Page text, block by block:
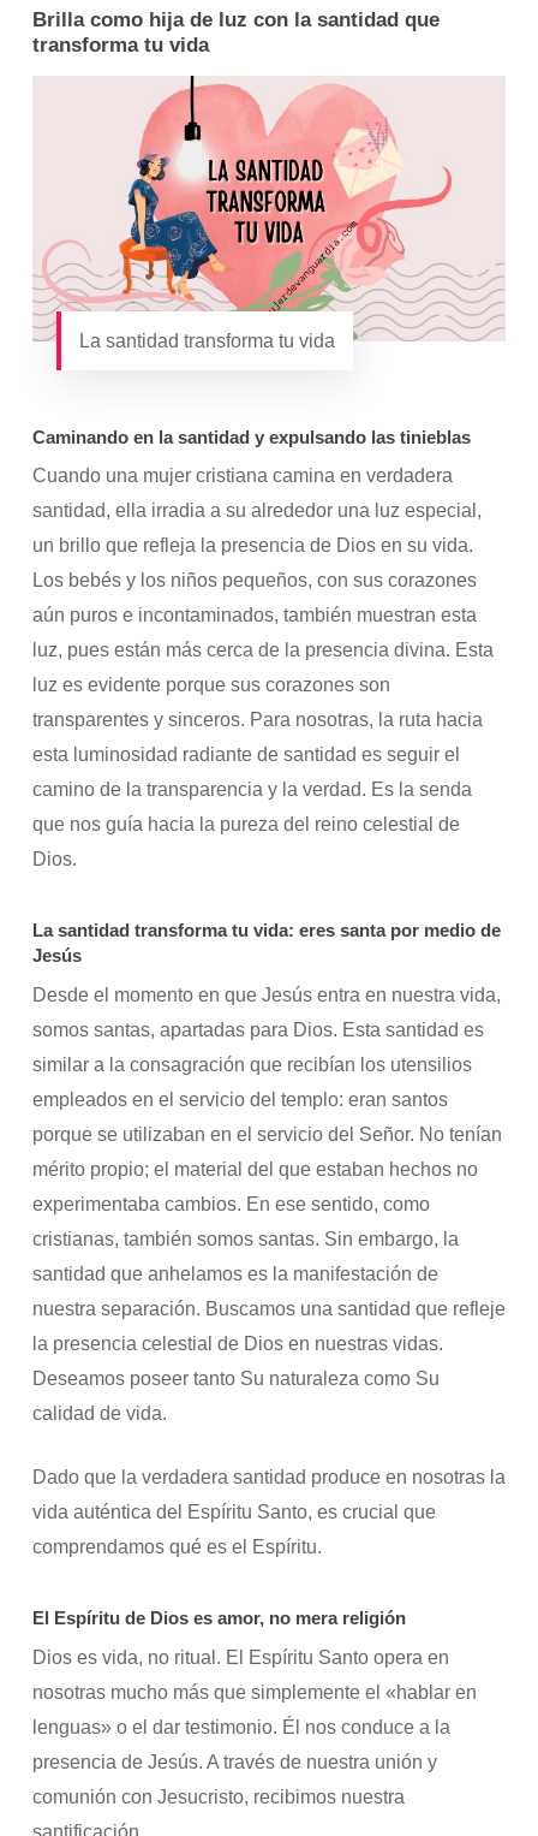
Brilla como hija de luz con la santidad que
transforma tu vida
La santidad transforma tu vida
Caminando en la santidad y expulsando las tinieblas
Cuando una mujer cristiana camina en verdadera
santidad, ella irradia a su alrededor una luz especial,
un brillo que refleja la presencia de Dios en su vida.
Los bebés y los niños pequeños, con sus corazones
aún puros e incontaminados, también muestran esta
luz, pues están más cerca de la presencia divina. Esta
luz es evidente porque sus corazones son
transparentes y sinceros. Para nosotras, la ruta hacia
esta luminosidad radiante de santidad es seguir el
camino de la transparencia y la verdad. Es la senda
que nos guía hacia la pureza del reino celestial de
Dios.
La santidad transforma tu vida: eres santa por medio de
Jesús
Desde el momento en que Jesús entra en nuestra vida,
somos santas, apartadas para Dios. Esta santidad es
similar a la consagración que recibían los utensilios
empleados en el servicio del templo: eran santos
porque se utilizaban en el servicio del Señor. No tenían
mérito propio; el material del que estaban hechos no
experimentaba cambios. En ese sentido, como
cristianas, también somos santas. Sin embargo, la
santidad que anhelamos es la manifestación de
nuestra separación. Buscamos una santidad que refleje
la presencia celestial de Dios en nuestras vidas.
Deseamos poseer tanto Su naturaleza como Su
calidad de vida.
Dado que la verdadera santidad produce en nosotras la
vida auténtica del Espíritu Santo, es crucial que
comprendamos qué es el Espíritu.
El Espíritu de Dios es amor, no mera religión
Dios es vida, no ritual. El Espíritu Santo opera en
nosotras mucho más que simplemente el «hablar en
lenguas» o el dar testimonio. Él nos conduce a la
presencia de Jesús. A través de nuestra unión y
comunión con Jesucristo, recibimos nuestra
santificación.